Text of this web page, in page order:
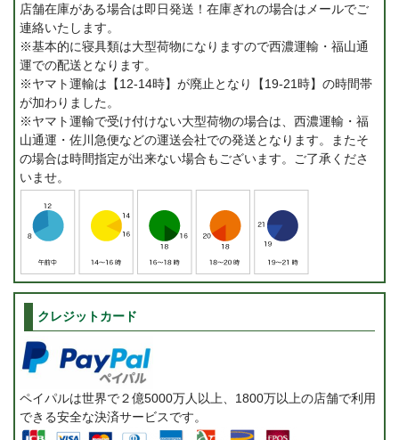
店舗在庫がある場合は即日発送！在庫ぎれの場合はメールでご
連絡いたします。
※基本的に寝具類は大型荷物になりますので西濃運輸・福山通
運での配送となります。
※ヤマト運輸は【12-14時】が廃止となり【19-21時】の時間帯
が加わりました。
※ヤマト運輸で受け付けない大型荷物の場合は、西濃運輸・福
山通運・佐川急便などの運送会社での発送となります。またそ
の場合は時間指定が出来ない場合もございます。ご了承くださ
いませ。
クレジットカード
ペイパルは世界で２億5000万人以上、1800万以上の店舗で利用
できる安全な決済サービスです。